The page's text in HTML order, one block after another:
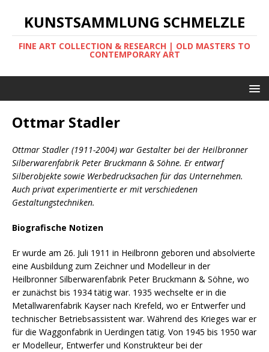
KUNSTSAMMLUNG SCHMELZLE
FINE ART COLLECTION & RESEARCH | OLD MASTERS TO
CONTEMPORARY ART
Ottmar Stadler
Ottmar Stadler (1911-2004) war Gestalter bei der Heilbronner
Silberwarenfabrik Peter Bruckmann & Söhne. Er entwarf
Silberobjekte sowie Werbedrucksachen für das Unternehmen.
Auch privat experimentierte er mit verschiedenen
Gestaltungstechniken.
Biografische Notizen
Er wurde am 26. Juli 1911 in Heilbronn geboren und absolvierte
eine Ausbildung zum Zeichner und Modelleur in der
Heilbronner Silberwarenfabrik Peter Bruckmann & Söhne, wo
er zunächst bis 1934 tätig war. 1935 wechselte er in die
Metallwarenfabrik Kayser nach Krefeld, wo er Entwerfer und
technischer Betriebsassistent war. Während des Krieges war er
für die Waggonfabrik in Uerdingen tätig. Von 1945 bis 1950 war
er Modelleur, Entwerfer und Konstrukteur bei der